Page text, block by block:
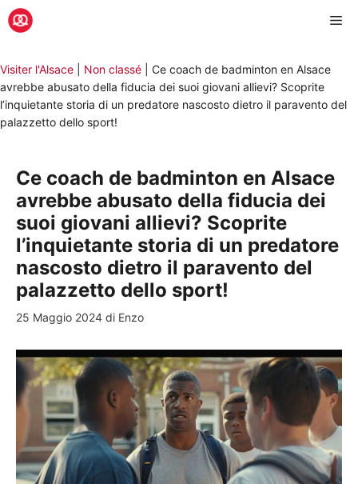
Vai
Visiter l'Alsace Non classé
Ce coach de badminton en Alsace
avrebbe abusato della fiducia dei suoi giovani allievi? Scoprite
l’inquietante storia di un predatore nascosto dietro il paravento del
palazzetto dello sport!
Ce coach de badminton en Alsace
avrebbe abusato della fiducia dei
suoi giovani allievi? Scoprite
l’inquietante storia di un predatore
nascosto dietro il paravento del
palazzetto dello sport!
25 Maggio 2024 di Enzo